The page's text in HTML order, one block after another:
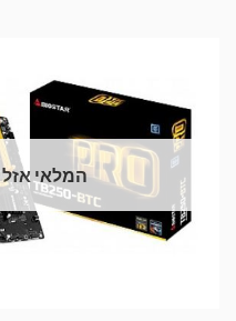
המלאי אזל